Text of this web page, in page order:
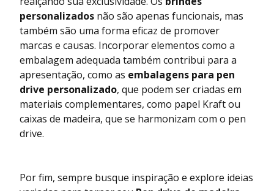
personalizados não são apenas funcionais, mas
também são uma forma eficaz de promover
marcas e causas. Incorporar elementos como a
embalagem adequada também contribui para a
apresentação, como as embalagens para pen
drive personalizado, que podem ser criadas em
materiais complementares, como papel Kraft ou
caixas de madeira, que se harmonizam com o pen
drive.
Por fim, sempre busque inspiração e explore ideias